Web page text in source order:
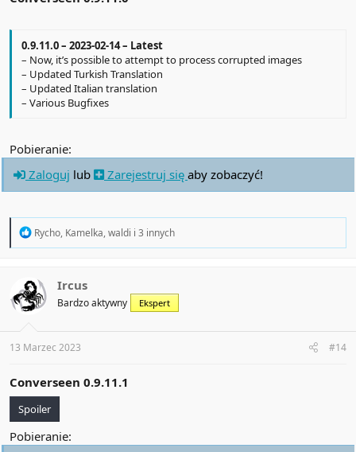
0.9.11.0 – 2023-02-14 – Latest
– Now, it’s possible to attempt to process corrupted images
– Updated Turkish Translation
– Updated Italian translation
– Various Bugfixes
Pobieranie:
Zaloguj lub Zarejestruj się aby zobaczyć!
R
t
i
o
s
:
Rycho, Kamelka,waldi i 3 innych
Ircus
Bardzo aktywny Ekspert
13 Marzec 2023 #14
Converseen 0.9.11.1
Spoiler
Pobieranie: